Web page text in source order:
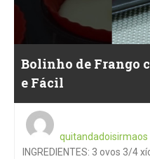
Bolinho de Frango
e Fácil
quitandadoisirmaos
INGREDIENTES: 3 ovos 3/4